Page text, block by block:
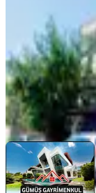
GÜMÜŞ
Ara